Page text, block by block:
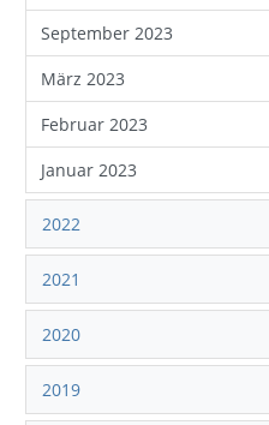
September 2023
März 2023
Februar 2023
Januar 2023
2022
2021
2020
2019